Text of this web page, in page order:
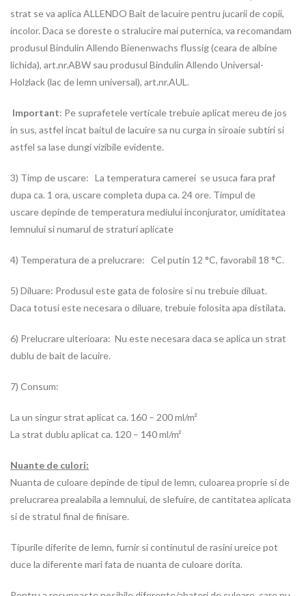
strat se va aplica ALLENDO Bait de lacuire pentru jucarii de copii,
incolor. Daca se doreste o stralucire mai puternica, va recomandam
produsul Bindulin Allendo Bienenwachs flussig (ceara de albine
lichida), art.nr.ABW sau produsul Bindulin Allendo Universal-
Holzlack (lac de lemn universal), art.nr.AUL.
Important: Pe suprafetele verticale trebuie aplicat mereu de jos
in sus, astfel incat baitul de lacuire sa nu curga in siroaie subtiri si
astfel sa lase dungi vizibile evidente.
3) Timp de uscare: La temperatura camerei se usuca fara praf
dupa ca. 1 ora, uscare completa dupa ca. 24 ore. Timpul de
uscare depinde de temperatura mediului inconjurator, umiditatea
lemnului si numarul de straturi aplicate
4) Temperatura de a prelucrare: Cel putin 12 °C, favorabil 18 °C.
5) Diluare: Produsul este gata de folosire si nu trebuie diluat.
Daca totusi este necesara o diluare, trebuie folosita apa distilata.
6) Prelucrare ulterioara: Nu este necesara daca se aplica un strat
dublu de bait de lacuire.
7) Consum:
La un singur strat aplicat ca. 160 – 200 ml/m²
La strat dublu aplicat ca. 120 – 140 ml/m²
Nuante de culori:
Nuanta de culoare depinde de tipul de lemn, culoarea proprie si de
prelucrarea prealabila a lemnului, de slefuire, de cantitatea aplicata
si de stratul final de finisare.
Tipurile diferite de lemn, furnir si continutul de rasini ureice pot
duce la diferente mari fata de nuanta de culoare dorita.